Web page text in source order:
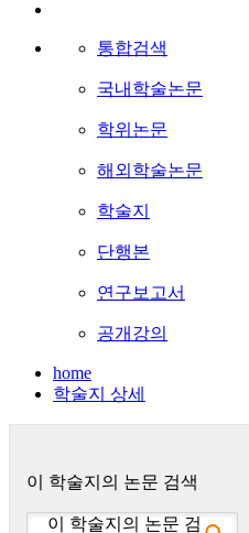
통합검색
국내학술논문
학위논문
해외학술논문
학술지
단행본
연구보고서
공개강의
home
학술지 상세
이 학술지의 논문 검색
이 학술지의 논문 검